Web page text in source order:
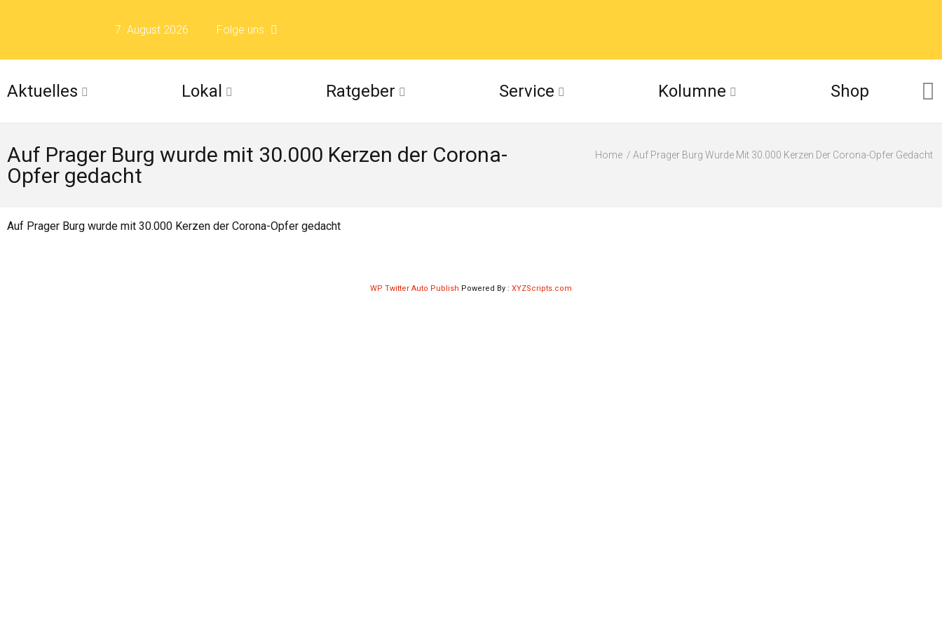
7. August 2026 Folge uns
Folge uns auf Flickr
Aktuelles Lokal Ratgeber Service Kolumne Shop
Auf Prager Burg wurde mit 30.000 Kerzen der Corona-
Opfer gedacht
Home Auf Prager Burg Wurde Mit 30.000 Kerzen Der Corona-Opfer Gedacht
Auf Prager Burg wurde mit 30.000 Kerzen der Corona-Opfer gedacht
WP Twitter Auto Publish Powered By : XYZScripts.com